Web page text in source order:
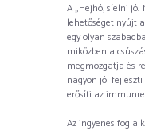
A „Hejhó, síelni
lehetőséget nyújt
egy olyan
miközben a
megmozgatja és
nagyon jól
erősíti az
Az ingyenes